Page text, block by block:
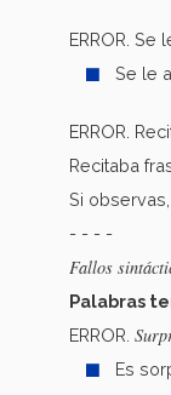
ERROR. Se
Se le
ERROR.
Recitaba
Si
- - - -
Fallos
Palabras
ERROR.
Es